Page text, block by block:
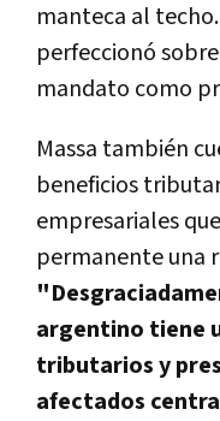
manteca al
perfeccionó
mandato como
Massa también
beneficios
empresariales
permanente una
argentino tiene
tributarios y
afectados